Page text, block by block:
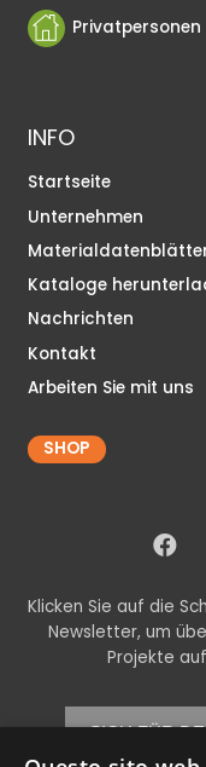
Privatpersonen
INFO
Startseite
Unternehmen
Kataloge
Nachrichten
Kontakt
Arbeiten Sie mit uns
SHOP
Klicken Sie auf die
Newsletter, um
Projekte
SICH FÜR